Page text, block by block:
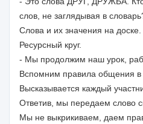
слов, не заглядывая в
Слова и их значения на доске.
Ресурсный круг.
- Мы продолжим наш урок,
Вспомним правила общения в
Высказывается каждый
Ответив, мы передаем слово
Мы не выкрикиваем, даем